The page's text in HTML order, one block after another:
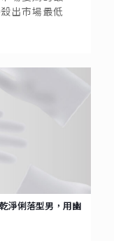
出市場最低
種塑膠袋隨身
淨俐落型男，用幽